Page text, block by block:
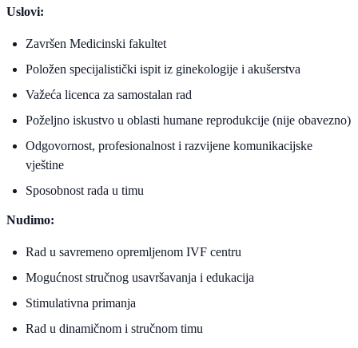
Uslovi:
Završen Medicinski fakultet
Položen specijalistički ispit iz ginekologije i akušerstva
Važeća licenca za samostalan rad
Poželjno iskustvo u oblasti humane reprodukcije (nije obavezno)
Odgovornost, profesionalnost i razvijene komunikacijske
vještine
Sposobnost rada u timu
Nudimo:
Rad u savremeno opremljenom IVF centru
Mogućnost stručnog usavršavanja i edukacija
Stimulativna primanja
Rad u dinamičnom i stručnom timu